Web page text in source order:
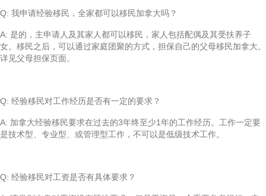
Q: 我申请经验移民，全家都可以移民加拿大吗？
A: 是的，主申请人及其家人都可以移民，家人包括配偶及其受扶养子
女。移民之后，可以通过家庭团聚的方式，担保自己的父母移民加拿大。
详见父母担保页面。
Q: 经验移民对工作经历是否有一定的要求？
A: 加拿大经验移民要求在过去的3年终至少1年的工作经历。工作一定要
是技术型、专业型、或管理型工作，不可以是低级技术工作。
Q: 经验移民对工资是否有具体要求？